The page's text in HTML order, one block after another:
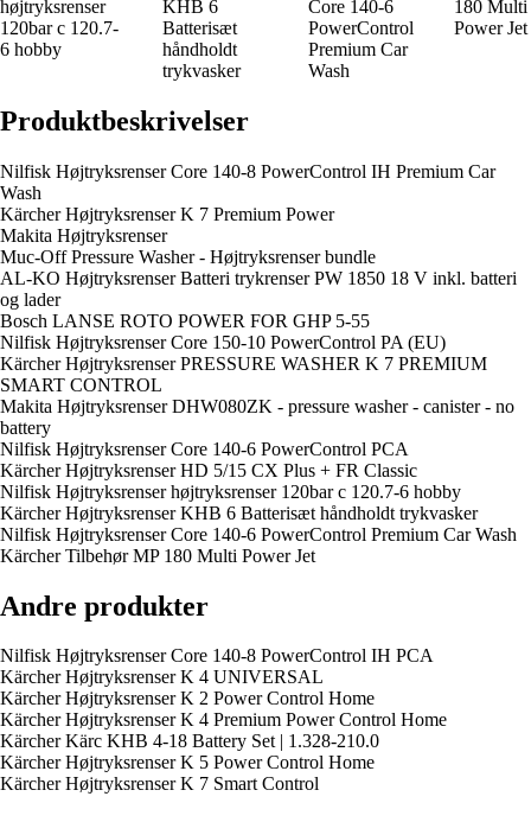
højtryksrenser
120bar c 120.7-
6 hobby
KHB 6
Batterisæt
håndholdt
trykvasker
Core 140-6
PowerControl
Premium Car
Wash
180 Multi
Power Jet
Produktbeskrivelser
Nilfisk Højtryksrenser Core 140-8 PowerControl IH Premium Car
Wash
Kärcher Højtryksrenser K 7 Premium Power
Makita Højtryksrenser
Muc-Off Pressure Washer - Højtryksrenser bundle
AL-KO Højtryksrenser Batteri trykrenser PW 1850 18 V inkl. batteri
og lader
Bosch LANSE ROTO POWER FOR GHP 5-55
Nilfisk Højtryksrenser Core 150-10 PowerControl PA (EU)
Kärcher Højtryksrenser PRESSURE WASHER K 7 PREMIUM
SMART CONTROL
Makita Højtryksrenser DHW080ZK - pressure washer - canister - no
battery
Nilfisk Højtryksrenser Core 140-6 PowerControl PCA
Kärcher Højtryksrenser HD 5/15 CX Plus + FR Classic
Nilfisk Højtryksrenser højtryksrenser 120bar c 120.7-6 hobby
Kärcher Højtryksrenser KHB 6 Batterisæt håndholdt trykvasker
Nilfisk Højtryksrenser Core 140-6 PowerControl Premium Car Wash
Kärcher Tilbehør MP 180 Multi Power Jet
Andre produkter
Nilfisk Højtryksrenser Core 140-8 PowerControl IH PCA
Kärcher Højtryksrenser K 4 UNIVERSAL
Kärcher Højtryksrenser K 2 Power Control Home
Kärcher Højtryksrenser K 4 Premium Power Control Home
Kärcher Kärc KHB 4-18 Battery Set | 1.328-210.0
Kärcher Højtryksrenser K 5 Power Control Home
Kärcher Højtryksrenser K 7 Smart Control